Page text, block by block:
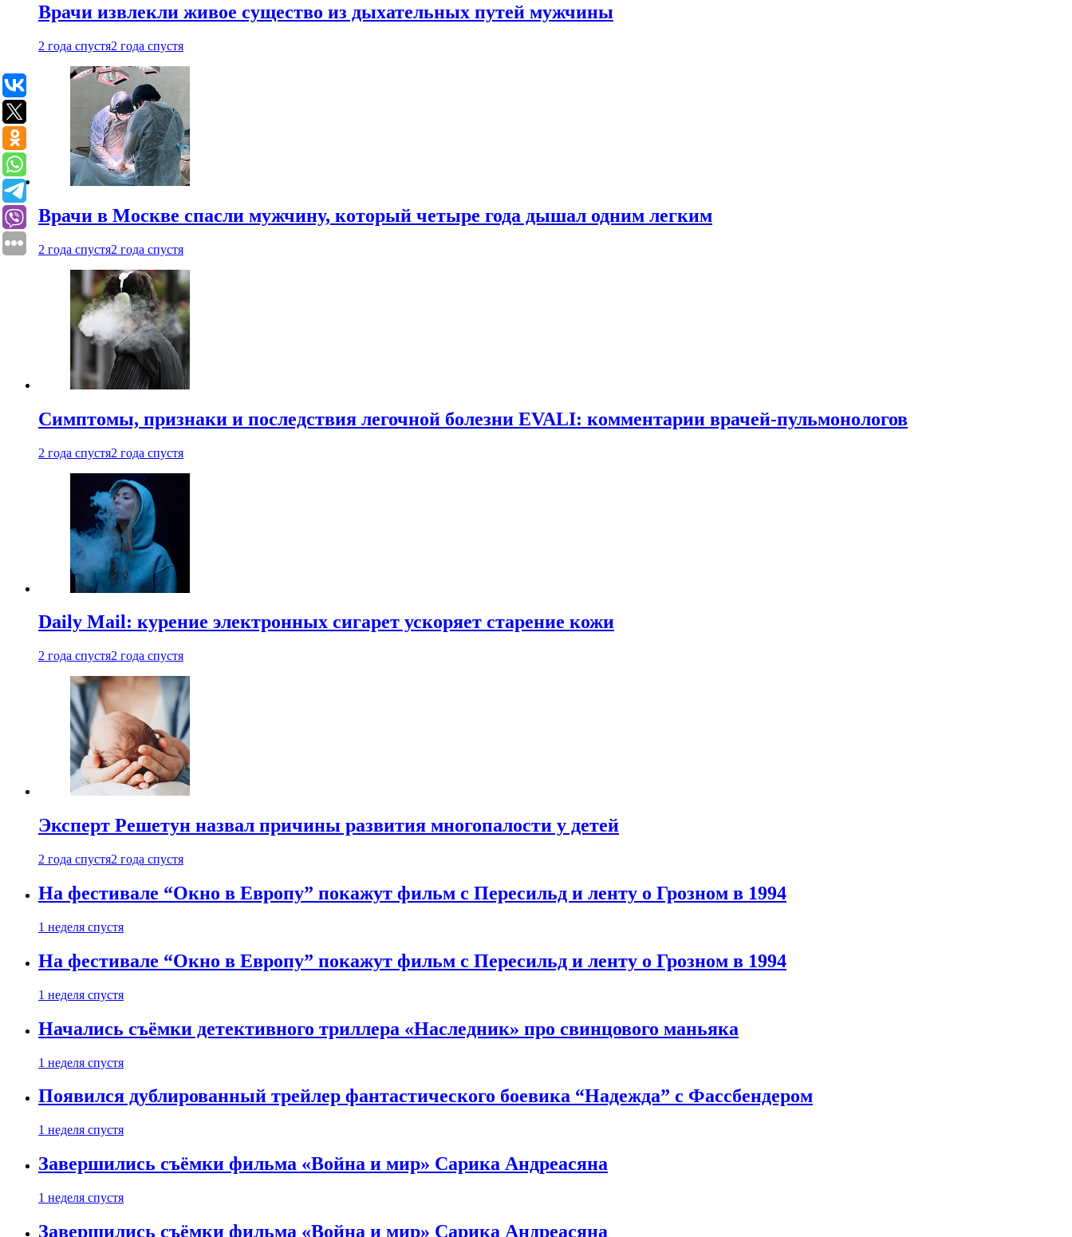
Врачи извлекли живое существо из дыхательных путей мужчины
2 года спустя2 года спустя
Врачи в Москве спасли мужчину, который четыре года дышал одним легким
2 года спустя2 года спустя
Симптомы, признаки и последствия легочной болезни EVALI: комментарии врачей-пульмонологов
2 года спустя2 года спустя
Daily Mail: курение электронных сигарет ускоряет старение кожи
2 года спустя2 года спустя
Эксперт Решетун назвал причины развития многопалости у детей
2 года спустя2 года спустя
На фестивале “Окно в Европу” покажут фильм с Пересильд и ленту о Грозном в 1994
1 неделя спустя
На фестивале “Окно в Европу” покажут фильм с Пересильд и ленту о Грозном в 1994
1 неделя спустя
Начались съёмки детективного триллера «Наследник» про свинцового маньяка
1 неделя спустя
Появился дублированный трейлер фантастического боевика “Надежда” с Фассбендером
1 неделя спустя
Завершились съёмки фильма «Война и мир» Сарика Андреасяна
1 неделя спустя
Завершились съёмки фильма «Война и мир» Сарика Андреасяна